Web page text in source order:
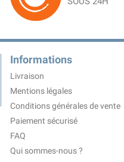
Informations
Livraison
Mentions légales
Conditions générales de vente
Paiement sécurisé
FAQ
Qui sommes-nous ?